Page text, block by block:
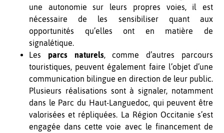
une autonomie sur leurs propres voies, il est
nécessaire de les sensibiliser quant aux
opportunités qu’elles ont en matière de
signalétique.
Les parcs naturels, comme d’autres parcours
touristiques, peuvent également faire l’objet d’une
communication bilingue en direction de leur public.
Plusieurs réalisations sont à signaler, notamment
dans le Parc du Haut-Languedoc, qui peuvent être
valorisées et répliquées. La Région Occitanie s’est
engagée dans cette voie avec le financement de